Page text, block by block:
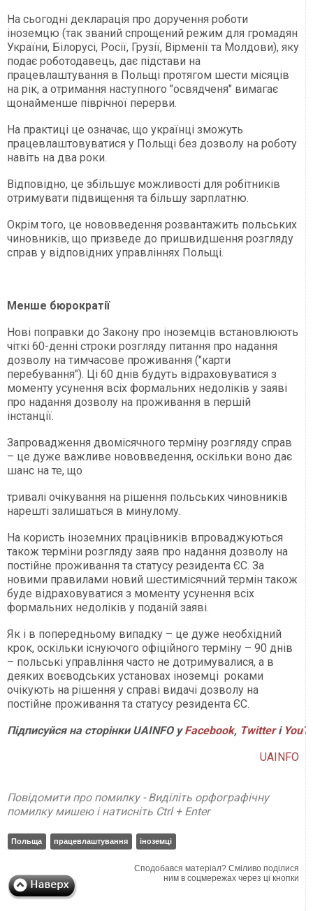
На сьогодні декларація про доручення роботи
іноземцю (так званий спрощений режим для громадян
України, Білорусі, Росії, Грузії, Вірменії та Молдови), яку
подає роботодавець, дає підстави на
працевлаштування в Польщі протягом шести місяців
на рік, а отримання наступного "освядченя" вимагає
щонайменше піврічної перерви.
На практиці це означає, що українці зможуть
працевлаштовуватися у Польщі без дозволу на роботу
навіть на два роки.
Відповідно, це збільшує можливості для робітників
отримувати підвищення та більшу зарплатню.
Окрім того, це нововведення розвантажить польських
чиновників, що призведе до пришвидшення розгляду
справ у відповідних управліннях Польщі.
Менше бюрократії
Нові поправки до Закону про іноземців встановлюють
чіткі 60-денні строки розгляду питання про надання
дозволу на тимчасове проживання ("карти
перебування"). Ці 60 днів будуть відраховуватися з
моменту усунення всіх формальних недоліків у заяві
про надання дозволу на проживання в першій
інстанції.
Запровадження двомісячного терміну розгляду справ
– це дуже важливе нововведення, оскільки воно дає
шанс на те, що
тривалі очікування на рішення польських чиновників
нарешті залишаться в минулому.
На користь іноземних працівників впроваджуються
також терміни розгляду заяв про надання дозволу на
постійне проживання та статусу резидента ЄС. За
новими правилами новий шестимісячний термін також
буде відраховуватися з моменту усунення всіх
формальних недоліків у поданій заяві.
Як і в попередньому випадку – це дуже необхідний
крок, оскільки існуючого офіційного терміну – 90 днів
– польські управління часто не дотримувалися, а в
деяких воєводських установах іноземці роками
очікують на рішення у справі видачі дозволу на
постійне проживання та статусу резидента ЄС.
Підписуйся на сторінки UAINFO уFacebook, Twitterі
UAINFO
Повідомити про помилку - Виділіть орфографічну
помилку мишею і натисніть Ctrl + Enter
Польща працевлаштування іноземці
Сподобався матеріал? Сміливо поділися
ним в соцмережах через ці кнопки